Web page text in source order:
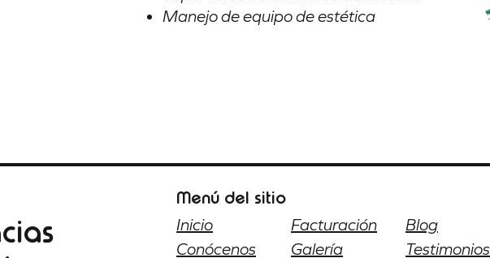
Manejo de equipo de estética
Menú del sitio
Inicio Facturación
Blog
Conócenos
Galería Testimonios